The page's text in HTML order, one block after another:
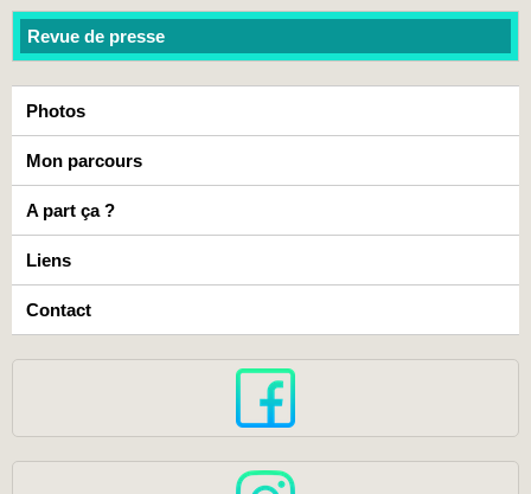
Revue de presse
Photos
Mon parcours
A part ça ?
Liens
Contact